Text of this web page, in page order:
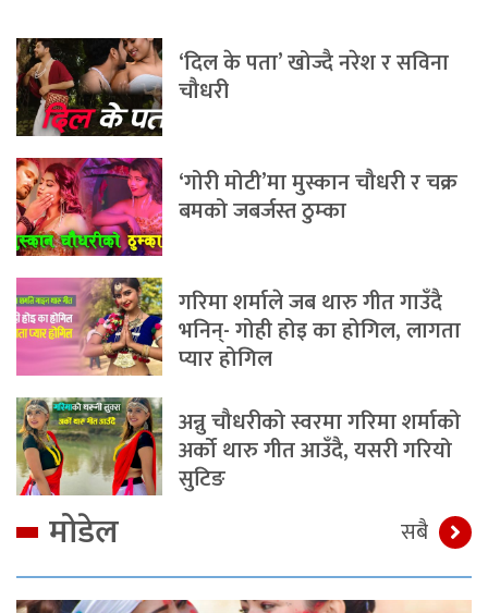
‘दिल के पता’ खोज्दै नरेश र सविना
चौधरी
‘गोरी मोटी’मा मुस्कान चौधरी र चक्र
बमको जबर्जस्त ठुम्का
गरिमा शर्माले जब थारु गीत गाउँदै
भनिन्- गोही होइ का होगिल, लागता
प्यार होगिल
अन्नु चौधरीको स्वरमा गरिमा शर्माको
अर्को थारु गीत आउँदै, यसरी गरियो
सुटिङ
मोडेल सबै